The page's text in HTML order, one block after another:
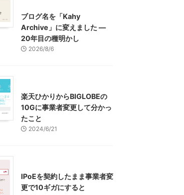
ブログ名を「Kahy
Archive」に変えました ―
20年目の種明かし
2026/8/6
楽天ひかりからBIGLOBEの
10Gに事業者変更して分かっ
たこと
2024/6/21
IPoEを契約したまま事業者変
更で10ギガにすると